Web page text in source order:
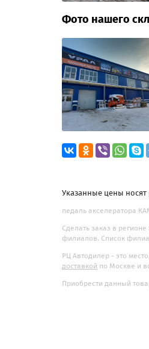
Фото нашего
Указанные цены
педаль акселератора
Сделать заказ в
филиалов. Список
РЦ Автодилер - это
доставкой по Москве и
Приобрести данный